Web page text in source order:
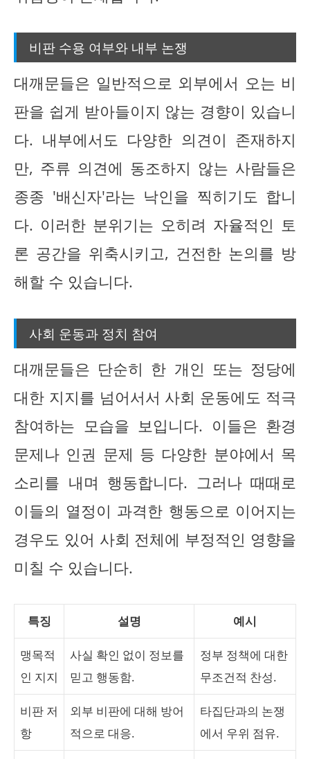
비판 수용 여부와 내부 논쟁
대깨문들은 일반적으로 외부에서 오는 비
판을 쉽게 받아들이지 않는 경향이 있습니
다. 내부에서도 다양한 의견이 존재하지
만, 주류 의견에 동조하지 않는 사람들은
종종 '배신자'라는 낙인을 찍히기도 합니
다. 이러한 분위기는 오히려 자율적인 토
론 공간을 위축시키고, 건전한 논의를 방
해할 수 있습니다.
사회 운동과 정치 참여
대깨문들은 단순히 한 개인 또는 정당에
대한 지지를 넘어서서 사회 운동에도 적극
참여하는 모습을 보입니다. 이들은 환경
문제나 인권 문제 등 다양한 분야에서 목
소리를 내며 행동합니다. 그러나 때때로
이들의 열정이 과격한 행동으로 이어지는
경우도 있어 사회 전체에 부정적인 영향을
미칠 수 있습니다.
특징 설명 예시
맹목적
인 지지
사실 확인 없이 정보를
믿고 행동함.
정부 정책에 대한
무조건적 찬성.
비판 저
항
외부 비판에 대해 방어
적으로 대응.
타집단과의 논쟁
에서 우위 점유.